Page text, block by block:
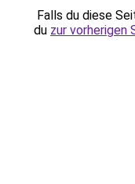
Falls du diese
du zur vorherigen